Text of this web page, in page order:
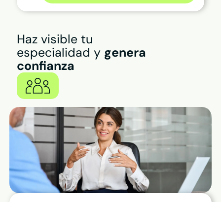
Haz visible tu
especialidad y genera
confianza